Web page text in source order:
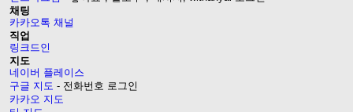
채팅
카카오톡 채널
직업
링크드인
지도
네이버 플레이스
구글 지도 - 전화번호 로그인
카카오 지도